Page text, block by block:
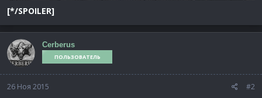
[*/SPOILER]
Cerberus
ПОЛЬЗОВАТЕЛЬ
26 Ноя 2015 #2